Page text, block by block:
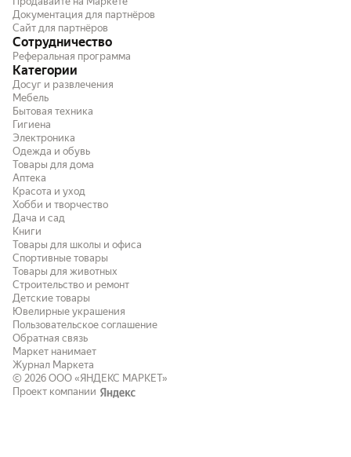
Документация для партнёров
Сайт для партнёров
Сотрудничество
Реферальная программа
Категории
Досуг и развлечения
Мебель
Бытовая техника
Гигиена
Электроника
Одежда и обувь
Товары для дома
Аптека
Красота и уход
Хобби и творчество
Дача и сад
Книги
Товары для школы и офиса
Спортивные товары
Товары для животных
Строительство и ремонт
Детские товары
Ювелирные украшения
Пользовательское соглашение
Обратная связь
Маркет нанимает
Журнал Маркета
© 2026 ООО «ЯНДЕКС МАРКЕТ»
Проект компании